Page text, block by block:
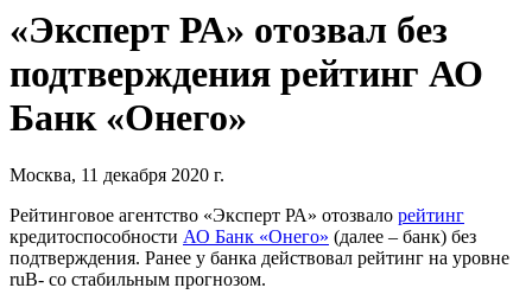
«Эксперт РА» отозвал без
подтверждения рейтинг АО
Банк «Онего»
Москва, 11 декабря 2020 г.
Рейтинговое агентство «Эксперт РА» отозвало рейтинг
кредитоспособности АО Банк «Онего» (далее – банк) без
подтверждения. Ранее у банка действовал рейтинг на уровне
ruB- со стабильным прогнозом.